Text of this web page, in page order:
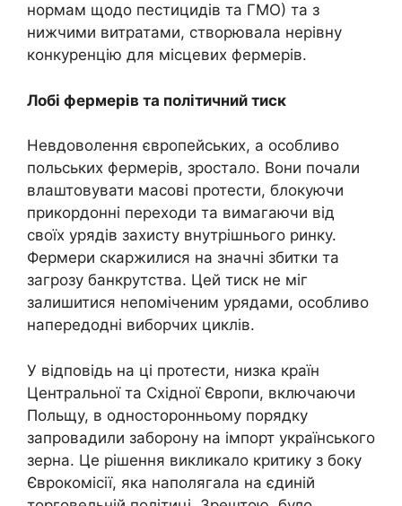
нормам щодо пестицидів та ГМО) та з
нижчими витратами, створювала нерівну
конкуренцію для місцевих фермерів.
Лобі фермерів та політичний тиск
Невдоволення європейських, а особливо
польських фермерів, зростало. Вони почали
влаштовувати масові протести, блокуючи
прикордонні переходи та вимагаючи від
своїх урядів захисту внутрішнього ринку.
Фермери скаржилися на значні збитки та
загрозу банкрутства. Цей тиск не міг
залишитися непоміченим урядами, особливо
напередодні виборчих циклів.
У відповідь на ці протести, низка країн
Центральної та Східної Європи, включаючи
Польщу, в односторонньому порядку
запровадили заборону на імпорт українського
зерна. Це рішення викликало критику з боку
Єврокомісії, яка наполягала на єдиній